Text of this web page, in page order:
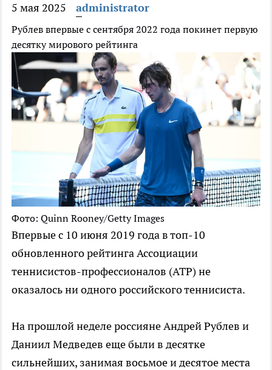
5 мая 2025 administrator
Рублев впервые с сентября 2022 года покинет первую
десятку мирового рейтинга
Фото: Quinn Rooney/Getty Images
Впервые с 10 июня 2019 года в топ-10
обновленного рейтинга Ассоциации
теннисистов-профессионалов (ATP) не
оказалось ни одного российского теннисиста.
На прошлой неделе россияне Андрей Рублев и
Даниил Медведев еще были в десятке
сильнейших, занимая восьмое и десятое места